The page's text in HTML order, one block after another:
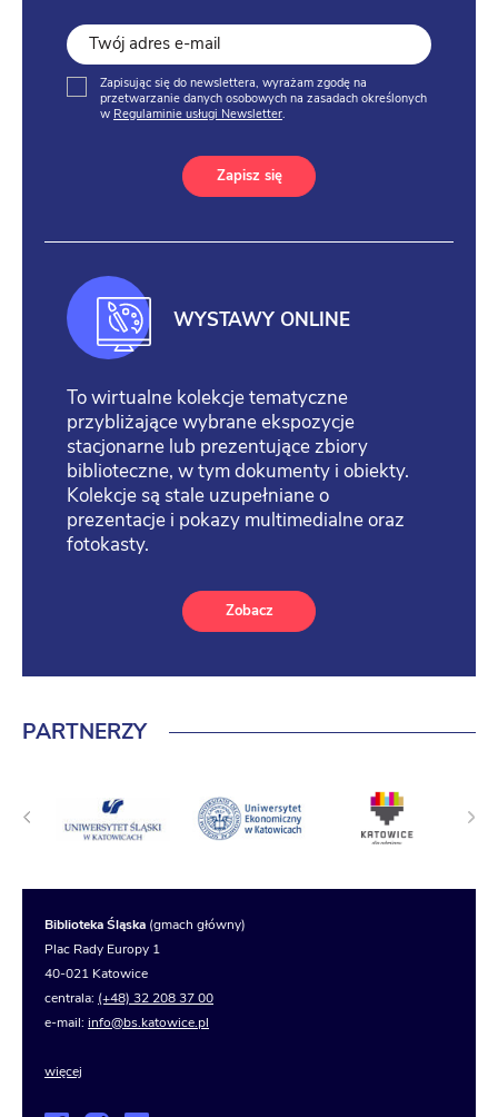
Zapisując się do newslettera, wyrażam zgodę na
przetwarzanie danych osobowych na zasadach określonych
w Regulaminie usługi Newsletter.
Zapisz się
WYSTAWY ONLINE
To wirtualne kolekcje tematyczne
przybliżające wybrane ekspozycje
stacjonarne lub prezentujące zbiory
biblioteczne, w tym dokumenty i obiekty.
Kolekcje są stale uzupełniane o
prezentacje i pokazy multimedialne oraz
fotokasty.
Zobacz
PARTNERZY
Biblioteka Śląska (gmach główny)
Plac Rady Europy 1
40-021 Katowice
centrala: (+48) 32 208 37 00
e-mail: info@bs.katowice.pl
więcej